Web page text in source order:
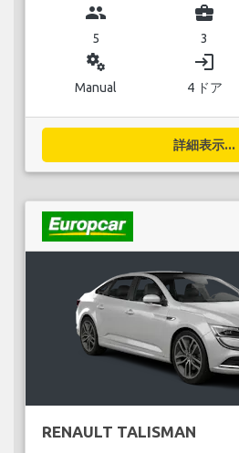
group
5
business_center
3
miscellaneous_services
Manual
login
4 ドア
詳細表示...
RENAULT TALISMAN